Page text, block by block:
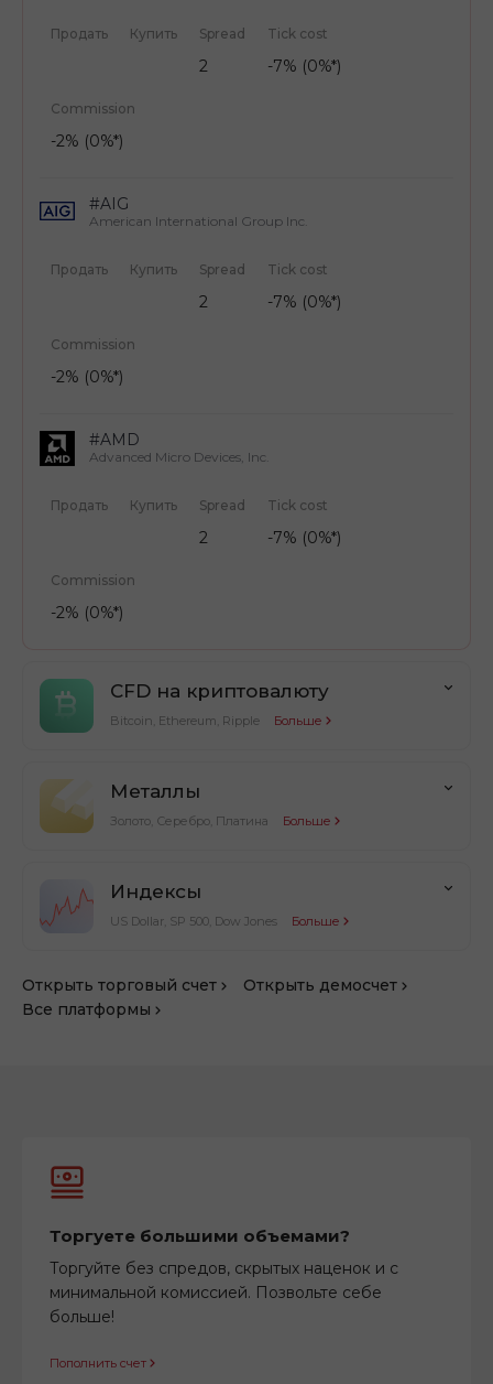
Продать Купить Spread
2
Tick cost
-7% (0%*)
Commission
-2% (0%*)
#AIG
American International Group Inc.
Продать Купить Spread
2
Tick cost
-7% (0%*)
Commission
-2% (0%*)
#AMD
Advanced Micro Devices, Inc.
Продать Купить Spread
2
Tick cost
-7% (0%*)
Commission
-2% (0%*)
CFD на криптовалюту
Bitcoin, Ethereum, Ripple Больше
Металлы
Золото, Серебро, Платина Больше
Индексы
US Dollar, SP 500, Dow Jones Больше
Открыть торговый счет
Открыть демосчет
Все платформы
Торгуете большими объемами?
Торгуйте без спредов, скрытых наценок и с
минимальной комиссией. Позвольте себе
больше!
Пополнить счет